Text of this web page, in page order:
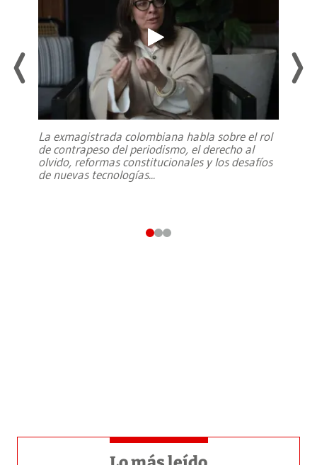
La exmagistrada colombiana habla sobre el rol
de contrapeso del periodismo, el derecho al
olvido, reformas constitucionales y los desafíos
de nuevas tecnologías...